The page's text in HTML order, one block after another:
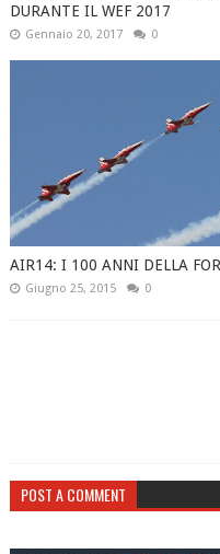
DURANTE IL WEF 2017
Gennaio 20, 2017 0
AIR14: I 100 ANNI DELLA
Giugno 25, 2015 0
POST A COMMENT